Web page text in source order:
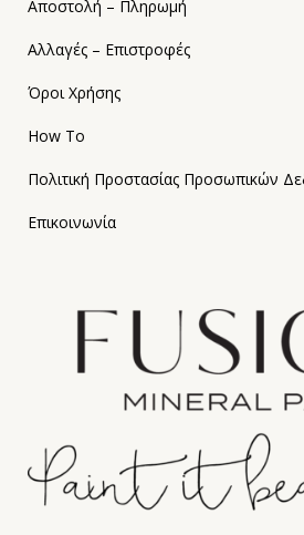
Αποστολή – Πληρωμή
Αλλαγές – Επιστροφές
Όροι Χρήσης
How To
Πολιτική Προστασίας Προσωπικών
Επικοινωνία